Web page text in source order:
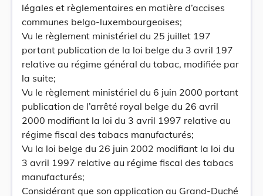
légales et règlementaires en matière d’accises
communes belgo-luxembourgeoises;
Vu le règlement ministériel du 25 juillet 197
portant publication de la loi belge du 3 avril 197
relative au régime général du tabac, modifiée par
la suite;
Vu le règlement ministériel du 6 juin 2000 portant
publication de l’arrêté royal belge du 26 avril
2000 modifiant la loi du 3 avril 1997 relative au
régime fiscal des tabacs manufacturés;
Vu la loi belge du 26 juin 2002 modifiant la loi du
3 avril 1997 relative au régime fiscal des tabacs
manufacturés;
Considérant que son application au Grand-Duché